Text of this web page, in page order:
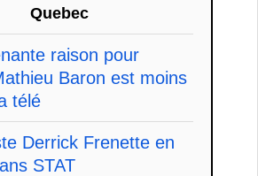
Quebec
raison pour
Baron est moins
télé
Derrick Frenette en
STAT